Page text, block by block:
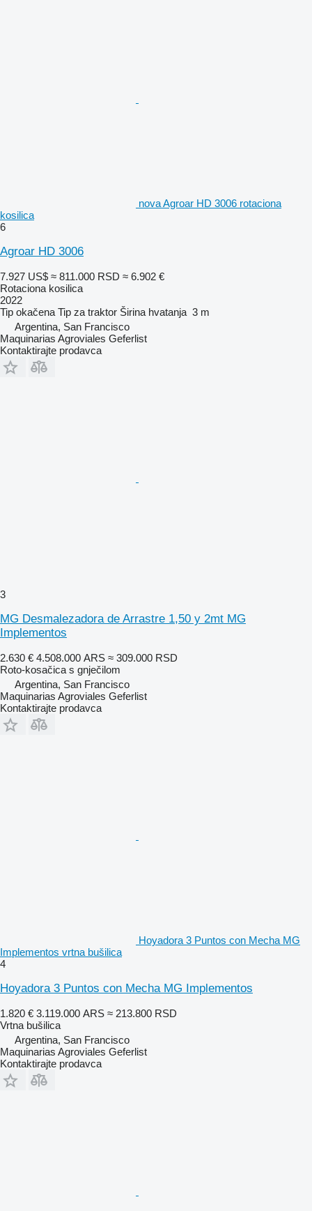
nova Agroar HD 3006 rotaciona
kosilica
6
Agroar HD 3006
7.927 US$ ≈ 811.000 RSD ≈ 6.902 €
Rotaciona kosilica
2022
Tip okačena Tip za traktor Širina hvatanja 3 m
Argentina, San Francisco
Maquinarias Agroviales Geferlist
Kontaktirajte prodavca
3
MG Desmalezadora de Arrastre 1,50 y 2mt MG
Implementos
2.630 € 4.508.000 ARS ≈ 309.000 RSD
Roto-kosačica s gnječilom
Argentina, San Francisco
Maquinarias Agroviales Geferlist
Kontaktirajte prodavca
Hoyadora 3 Puntos con Mecha MG
Implementos vrtna bušilica
4
Hoyadora 3 Puntos con Mecha MG Implementos
1.820 € 3.119.000 ARS ≈ 213.800 RSD
Vrtna bušilica
Argentina, San Francisco
Maquinarias Agroviales Geferlist
Kontaktirajte prodavca